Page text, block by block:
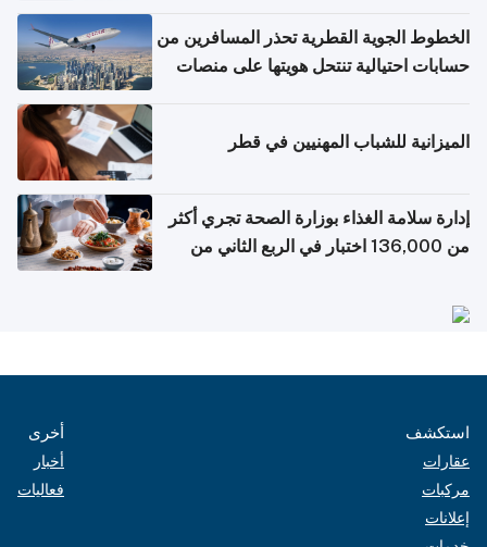
الخطوط الجوية القطرية تحذر المسافرين من
حسابات احتيالية تنتحل هويتها على منصات
الميزانية للشباب المهنيين في قطر
إدارة سلامة الغذاء بوزارة الصحة تجري أكثر
من 136,000 اختبار في الربع الثاني من
استكشف
عقارات
مركبات
إعلانات
أخرى
أخبار
فعاليات